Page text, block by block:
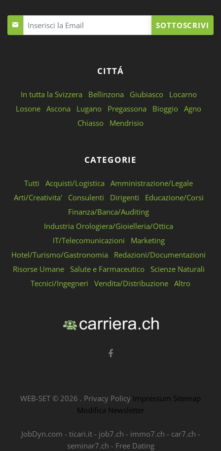
SOTTOSCRIVI
CITTÁ
In tutta la Svizzera Bellinzona Giubiasco
Locarno
Losone Ascona Lugano Pregassona Bioggio Agno
Chiasso
Mendrisio
CATEGORIE
Tutti Acquisti/Logistica
Amministrazione/Legale
Arti/Creativita'
Consulenti Dirigenti
Educazione/Corsi
Finanza/Banca/Auditing
Industria Orologiera/Gioielleria/Ottica
IT/Telecomunicazioni
Marketing
Hotel/Turismo/Gastronomia
Redazioni/Documentazioni
Risorse Umane
Salute e Farmaceutico
Scienze Naturali
Tecnici/Ingegneri
Vendita/Distribuzione Altro
WEB-SET © 2026 . Privacy Policy Impressum Sitemap
Modifica Newsletter
JobDyn.com - ticari.it- job7.ch - immo7.ch - car7.ch -
seminar7.ch - Free Dating